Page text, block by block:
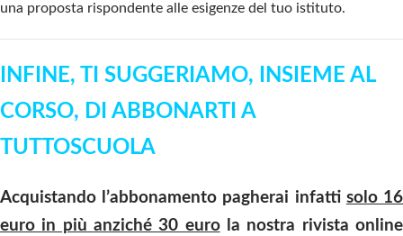
una proposta rispondente alle esigenze del tuo istituto.
INFINE, TI SUGGERIAMO, INSIEME AL
CORSO, DI ABBONARTI A
TUTTOSCUOLA
Acquistando l’abbonamento pagherai infatti solo 16
euro in più anziché 30 eurola nostra rivista online